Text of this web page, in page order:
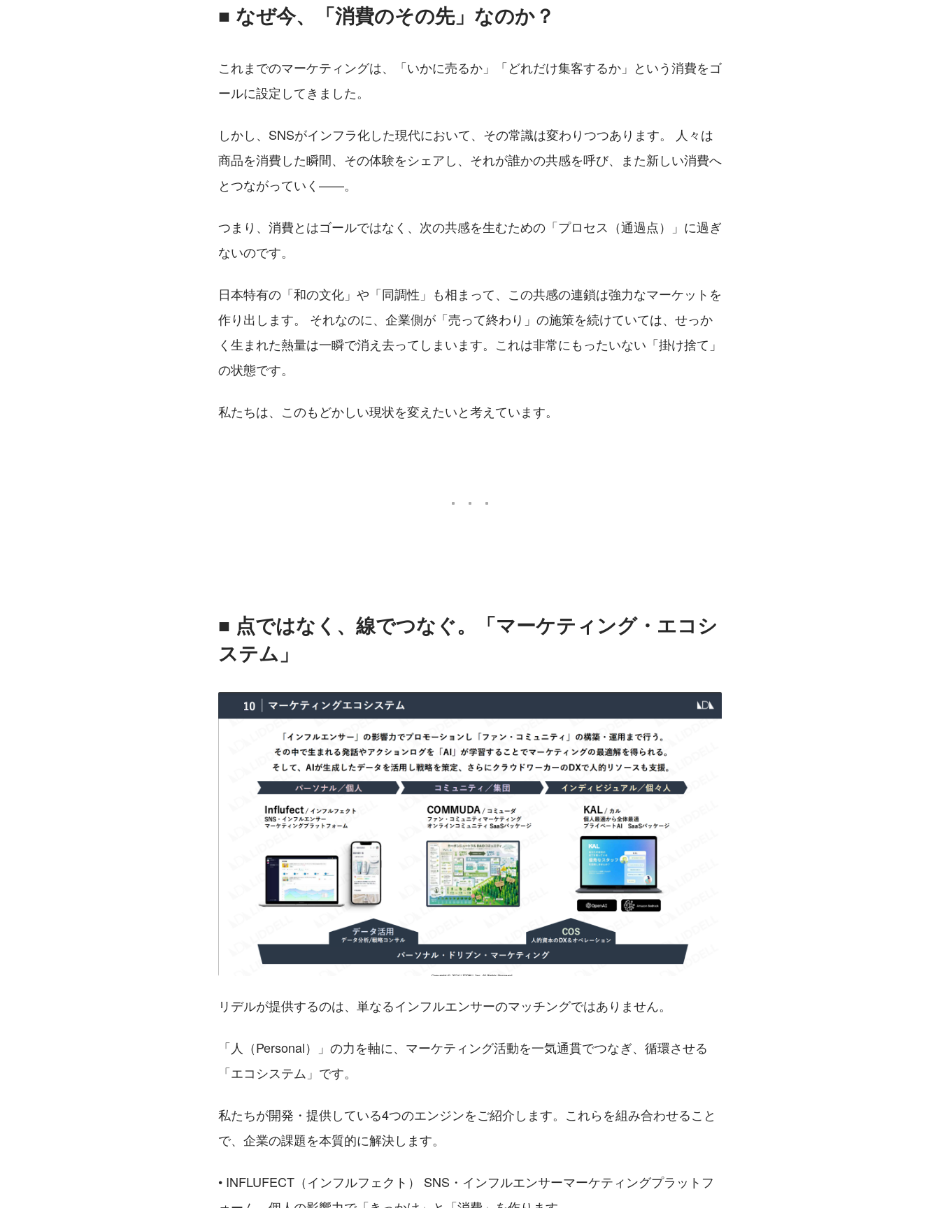
■ なぜ今、「消費のその先」なのか？
これまでのマーケティングは、「いかに売るか」「どれだけ集客するか」という消費をゴ
ールに設定してきました。
しかし、SNSがインフラ化した現代において、その常識は変わりつつあります。 人々は
商品を消費した瞬間、その体験をシェアし、それが誰かの共感を呼び、また新しい消費へ
とつながっていく——。
つまり、消費とはゴールではなく、次の共感を生むための「プロセス（通過点）」に過ぎ
ないのです。
日本特有の「和の文化」や「同調性」も相まって、この共感の連鎖は強力なマーケットを
作り出します。 それなのに、企業側が「売って終わり」の施策を続けていては、せっか
く生まれた熱量は一瞬で消え去ってしまいます。これは非常にもったいない「掛け捨て」
の状態です。
私たちは、このもどかしい現状を変えたいと考えています。
■ 点ではなく、線でつなぐ。「マーケティング・エコシ
ステム」
リデルが提供するのは、単なるインフルエンサーのマッチングではありません。
「人（Personal）」の力を軸に、マーケティング活動を一気通貫でつなぎ、循環させる
「エコシステム」です。
私たちが開発・提供している4つのエンジンをご紹介します。これらを組み合わせること
で、企業の課題を本質的に解決します。
• INFLUFECT（インフルフェクト） SNS・インフルエンサーマーケティングプラットフ